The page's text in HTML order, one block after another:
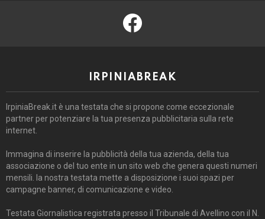
facebook
IRPINIABREAK
IrpiniaBreak.it è una testata che si propone come eccezionale
partner per potenziare la tua presenza pubblicitaria sulla rete
internet.
Immagina di inserire la pubblicità della tua azienda, della tua
associazione o del tuo ente in un sito web che genera questi numeri
mensili. la nostra testata mette a disposizione i suoi spazi per
campagne banner, di comunicazione e video.
Testata Giornalistica registrata presso il Tribunale di Avellino con il N.